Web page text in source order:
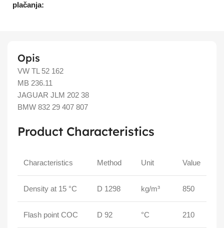
plačanja:
Opis
VW TL 52 162
MB 236.11
JAGUAR JLM 202 38
BMW 832 29 407 807
Product Characteristics
Characteristics Method Unit Value
Density at 15 °C D 1298 kg/m³ 850
Flash point COC D 92 °C 210